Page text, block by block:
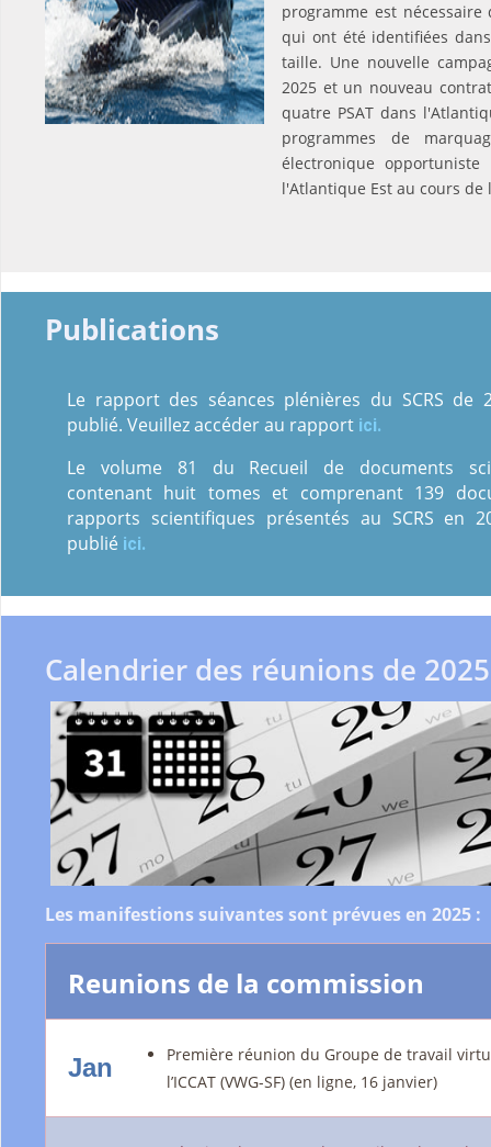
programme est
qui ont été identifiées
taille. Une nouvelle
2025 et un nouveau
quatre PSAT dans
programmes de
électronique
l'Atlantique Est au cours de
Publications
Le rapport des séances plénières du SCRS de
publié. Veuillez accéder au rapport ici.
Le volume 81 du Recueil de documents
contenant huit tomes et comprenant 139
rapports scientifiques présentés au SCRS en
publié ici.
Calendrier des réunions de 2025
Les manifestions suivantes sont prévues en 2025 :
Reunions de la commission
Jan
Première réunion du Groupe de travail
l’ICCAT (VWG-SF) (en ligne, 16 janvier)